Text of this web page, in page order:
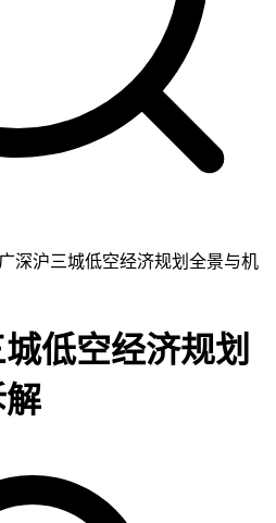
深沪三城低空经济规划全景与机
低空经济规划